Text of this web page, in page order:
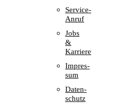
Service-
Anruf
Jobs
&
Karriere
Impres­
sum
Daten­
schutz